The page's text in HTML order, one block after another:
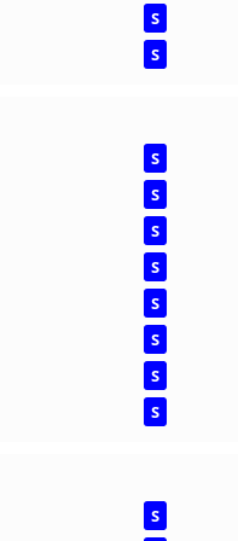
S
S
S
S
S
S
S
S
S
S
S